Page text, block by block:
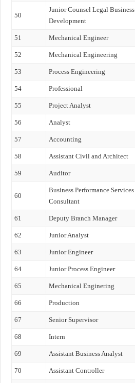
50
Junior Counsel Legal Business
Development
51 Mechanical Engineer
52 Mechanical Engineering
53 Process Engineering
54 Professional
55 Project Analyst
56 Analyst
57 Accounting
58 Assistant Civil and Architect
59 Auditor
60
Business Performance Services
Consultant
61 Deputy Branch Manager
62 Junior Analyst
63 Junior Engineer
64 Junior Process Engineer
65 Mechanical Enginering
66 Production
67 Senior Supervisor
68 Intern
69 Assistant Business Analyst
70 Assistant Controller